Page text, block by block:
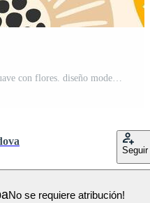
Resumen de patrones sin fisuras suave con flores. diseño moderno para papel, cubierta, tela, decoración de interiores y otros Vector Pro
Seguir
No se requiere atribución!